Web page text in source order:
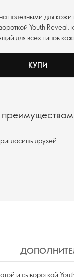
полезными для
Youth Reveal,
для всех типов
КУПИ
друзей.
и сывороткой